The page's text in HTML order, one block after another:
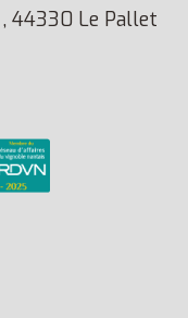
44330 Le Pallet